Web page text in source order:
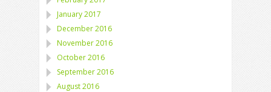
January 2017
December 2016
November 2016
October 2016
September 2016
August 2016